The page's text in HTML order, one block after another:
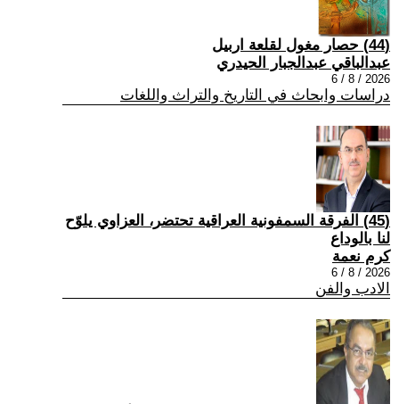
(44) حصار مغول لقلعة اربيل
عبدالباقي عبدالجبار الحيدري
2026 / 8 / 6
دراسات وابحاث في التاريخ والتراث واللغات
(45) الفرقة السمفونية العراقية تحتضر، العزاوي يلوّح
لنا بالوداع
كرم نعمة
2026 / 8 / 6
الادب والفن